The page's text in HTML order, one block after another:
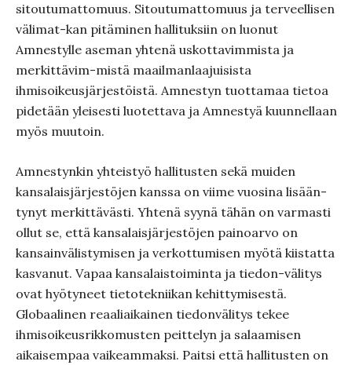
sitoutumattomuus. Sitoutumattomuus ja terveellisen
välimat-kan pitäminen hallituksiin on luonut
Amnestylle aseman yhtenä uskottavimmista ja
merkittävim-mistä maailmanlaajuisista
ihmisoikeusjärjestöistä. Amnestyn tuottamaa tietoa
pidetään yleisesti luotettava ja Amnestyä kuunnellaan
myös muutoin.
Amnestynkin yhteistyö hallitusten sekä muiden
kansalaisjärjestöjen kanssa on viime vuosina lisään-
tynyt merkittävästi. Yhtenä syynä tähän on varmasti
ollut se, että kansalaisjärjestöjen painoarvo on
kansainvälistymisen ja verkottumisen myötä kiistatta
kasvanut. Vapaa kansalaistoiminta ja tiedon-välitys
ovat hyötyneet tietotekniikan kehittymisestä.
Globaalinen reaaliaikainen tiedonvälitys tekee
ihmisoikeusrikkomusten peittelyn ja salaamisen
aikaisempaa vaikeammaksi. Paitsi että hallitusten on